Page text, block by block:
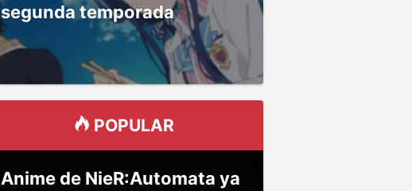
segunda temporada
POPULAR
Anime de NieR:Automata ya